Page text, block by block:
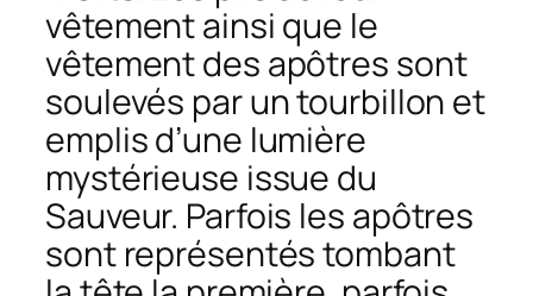
vêtement ainsi que le
vêtement des apôtres sont
soulevés par un tourbillon et
emplis d’une lumière
mystérieuse issue du
Sauveur. Parfois les apôtres
sont représentés tombant